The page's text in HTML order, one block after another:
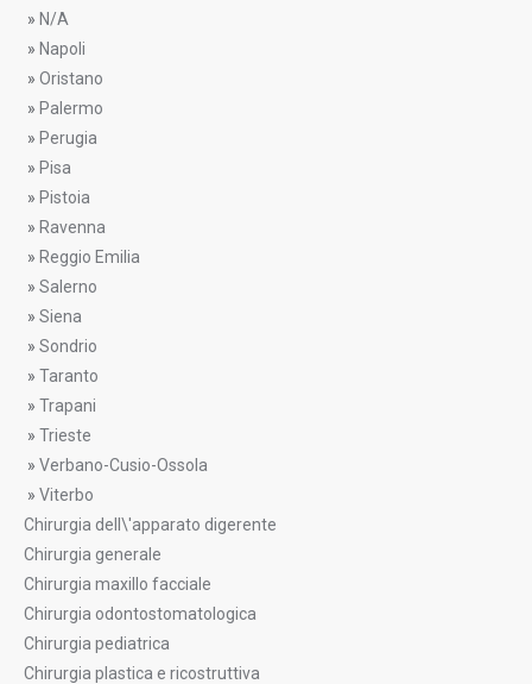
» N/A
» Napoli
» Oristano
» Palermo
» Perugia
» Pisa
» Pistoia
» Ravenna
» Reggio Emilia
» Salerno
» Siena
» Sondrio
» Taranto
» Trapani
» Trieste
» Verbano-Cusio-Ossola
» Viterbo
Chirurgia dell\'apparato digerente
Chirurgia generale
Chirurgia maxillo facciale
Chirurgia odontostomatologica
Chirurgia pediatrica
Chirurgia plastica e ricostruttiva